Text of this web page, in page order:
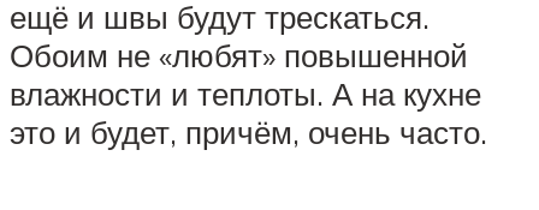
ещё и швы будут трескаться.
Обоим не «любят» повышенной
влажности и теплоты. А на кухне
это и будет, причём, очень часто.